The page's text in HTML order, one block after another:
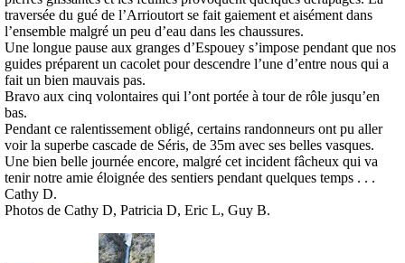
traversée du gué de l’Arrioutort se fait gaiement et aisément dans
l’ensemble malgré un peu d’eau dans les chaussures.
Une longue pause aux granges d’Espouey s’impose pendant que nos
guides préparent un cacolet pour descendre l’une d’entre nous qui a
fait un bien mauvais pas.
Bravo aux cinq volontaires qui l’ont portée à tour de rôle jusqu’en
bas.
Pendant ce ralentissement obligé, certains randonneurs ont pu aller
voir la superbe cascade de Séris, de 35m avec ses belles vasques.
Une bien belle journée encore, malgré cet incident fâcheux qui va
tenir notre amie éloignée des sentiers pendant quelques temps . . .
Cathy D.
Photos de Cathy D, Patricia D, Eric L, Guy B.